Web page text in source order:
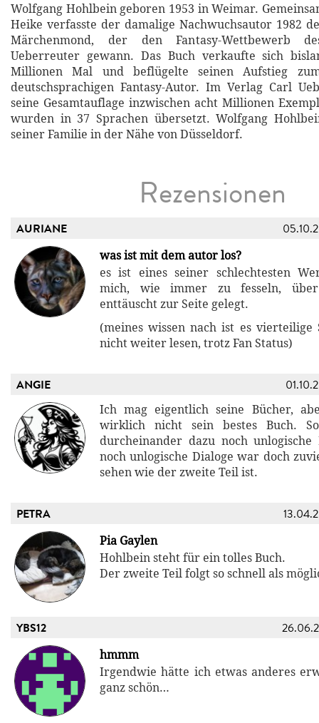
Wolfgang Hohlbein geboren 1953 in Weimar.
Heike verfasste der damalige Nachwuchsautor 1982
Märchenmond, der den Fantasy-Wettbewerb
Ueberreuter gewann. Das Buch verkaufte sich
Millionen Mal und beflügelte seinen Aufstieg
deutschsprachigen Fantasy-Autor. Im Verlag Carl
seine Gesamtauflage inzwischen acht Millionen
wurden in 37 Sprachen übersetzt. Wolfgang
seiner Familie in der Nähe von Düsseldorf.
Rezensionen
AURIANE
was ist mit dem autor los?
es ist eines seiner schlechtesten
mich, wie immer zu fesseln,
enttäuscht zur Seite gelegt.
(meines wissen nach ist es vierteilige
nicht weiter lesen, trotz Fan Status)
ANGIE
Ich mag eigentlich seine Bücher,
wirklich nicht sein bestes Buch.
durcheinander dazu noch
noch unlogische Dialoge war doch
sehen wie der zweite Teil ist.
PETRA
Pia Gaylen
Hohlbein steht für ein tolles Buch.
Der zweite Teil folgt so schnell als
YBS12
hmmm
Irgendwie hätte ich etwas anderes
ganz schön…